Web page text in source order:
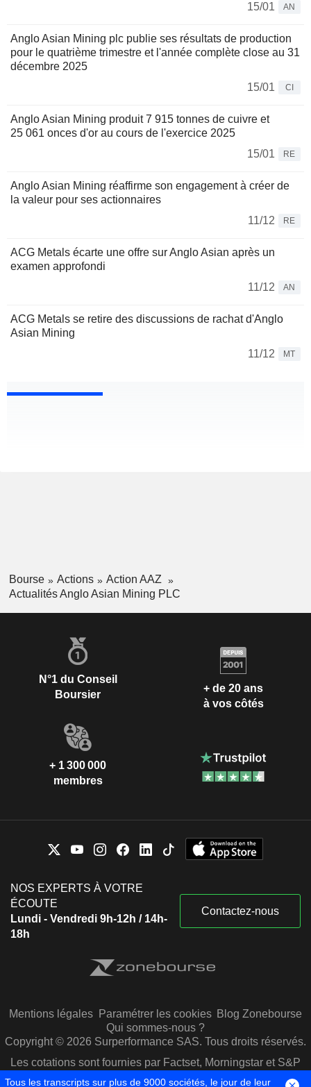
15/01
AN
Anglo Asian Mining plc publie ses résultats de production
pour le quatrième trimestre et l'année complète close au 31
décembre 2025
15/01
CI
Anglo Asian Mining produit 7 915 tonnes de cuivre et
25 061 onces d'or au cours de l'exercice 2025
15/01
RE
Anglo Asian Mining réaffirme son engagement à créer de
la valeur pour ses actionnaires
11/12
RE
ACG Metals écarte une offre sur Anglo Asian après un
examen approfondi
11/12
AN
ACG Metals se retire des discussions de rachat d'Anglo
Asian Mining
11/12
MT
Bourse Actions
Action AAZ
Actualités Anglo Asian Mining PLC
N°1 du Conseil
Boursier
+ de 20 ans
à vos côtés
+ 1 300 000
membres
NOS EXPERTS À VOTRE
ÉCOUTE
Lundi - Vendredi 9h-12h / 14h-
18h
Contactez-nous
Mentions légales Paramétrer les cookies Blog Zonebourse
Qui sommes-nous ?
Copyright © 2026 Surperformance SAS. Tous droits réservés.
Les cotations sont fournies par Factset, Morningstar et S&P
Capital IQ
Tous les transcripts sur plus de 9000 sociétés, le jour de leur